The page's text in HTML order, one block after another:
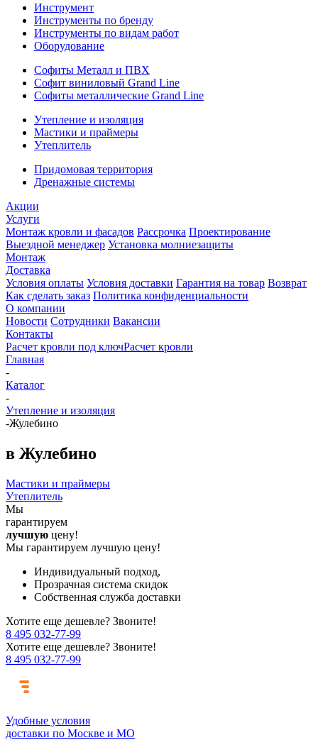
Инструмент
Инструменты по бренду
Инструменты по видам работ
Оборудование
Софиты Металл и ПВХ
Софит виниловый Grand Line
Софиты металлические Grand Line
Утепление и изоляция
Мастики и праймеры
Утеплитель
Придомовая территория
Дренажные системы
Акции
Услуги
Монтаж кровли и фасадов Рассрочка Проектирование
Выездной менеджер Установка молниезащиты
Монтаж
Доставка
Условия оплаты Условия доставки Гарантия на товар Возврат
Как сделать заказ Политика конфиденциальности
О компании
Новости Сотрудники Вакансии
Контакты
Расчет кровли под ключРасчет кровли
Главная
-
Каталог
-
Утепление и изоляция
-Жулебино
в Жулебино
Мастики и праймеры
Утеплитель
Мы
гарантируем
лучшую цену!
Мы гарантируем лучшую цену!
Индивидуальный подход,
Прозрачная система скидок
Собственная служба доставки
Хотите еще дешевле? Звоните!
8 495 032-77-99
Хотите еще дешевле? Звоните!
8 495 032-77-99
Удобные условия
доставки по Москве и МО